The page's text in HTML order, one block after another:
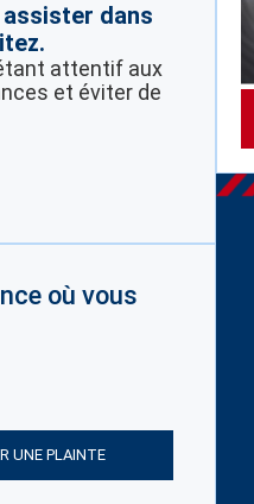
dans
attentif aux
et éviter de
où vous
UNE PLAINTE